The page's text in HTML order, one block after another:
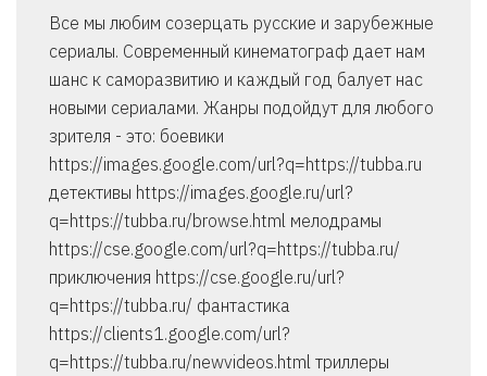
Все мы любим созерцать русские и зарубежные
сериалы. Современный кинематограф дает нам
шанс к саморазвитию и каждый год балует нас
новыми сериалами. Жанры подойдут для любого
зрителя - это: боевики
https://images.google.com/url?q=https://tubba.ru
детективы https://images.google.ru/url?
q=https://tubba.ru/browse.html мелодрамы
https://cse.google.com/url?q=https://tubba.ru/
приключения https://cse.google.ru/url?
q=https://tubba.ru/ фантастика
https://clients1.google.com/url?
q=https://tubba.ru/newvideos.html триллеры